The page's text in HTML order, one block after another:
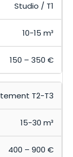
Studio / T1
10-15 m³
150 – 350 €
T2-T3
15-30 m³
400 – 900 €